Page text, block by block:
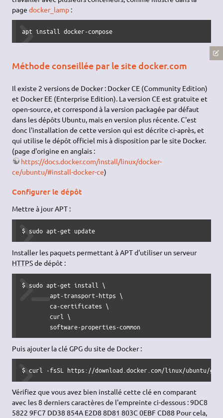
pagedocker_lamp :
apt install docker-compose
Méthode conseillée par le site docker.com
Il existe 2 versions de Docker : Docker CE (Community Edition)
et Docker EE (Enterprise Edition). La version CE est gratuite et
open-source, et correspond à la version packagée par défaut
dans les dépôts Ubuntu, mais en version plus récente. C'est
donc l'installation de cette version qui est décrite ci-après, et
qui utilise le dépôt officiel mis à disposition par le site Docker.
(page d'origine en anglais :
https://docs.docker.com/install/linux/docker-
ce/ubuntu/#install-docker-ce)
Configurer le dépôt
Mettre à jour APT :
$ sudo apt-get update
Installer les paquets permettant à APT d'utiliser un serveur
HTTPSde dépôt :
$ sudo apt-get install \
        apt-transport-https \
        ca-certificates \
        curl \
        software-properties-common
Puis ajouter la clé GPG du site de Docker :
$ curl -fsSL https://download.docker.com/linux/ubuntu/
Vérifiez que vous avez bien installé cette clé en comparant
avec les 8 derniers caractères de l'empreinte ci-dessous : 9DC8
5822 9FC7 DD38 854A E2D8 8D81 803C 0EBF CD88 Pour cela,